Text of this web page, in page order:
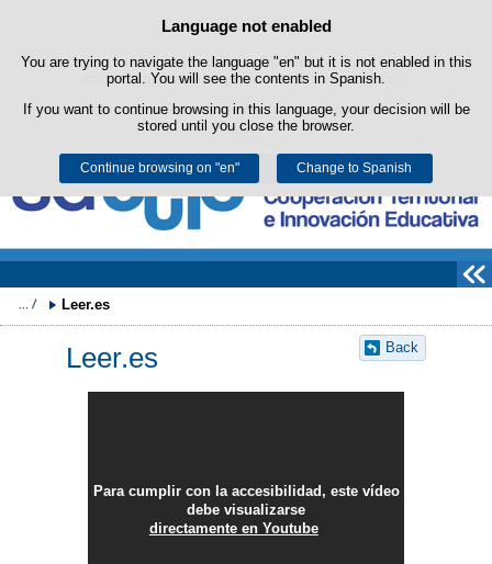
Cookie Policy
This website uses its own cookies to facilitate browsing and third-party
cookies to obtain usage and satisfaction statistics.
You can get more information in the "Cookies" section of ourlegal
notice.
Accept Reject
Language not enabled
You are trying to navigate the language "en" but it is not enabled in this
portal. You will see the contents in Spanish.
If you want to continue browsing in this language, your decision will be
stored until you close the browser.
Continue browsing on "en" Change to Spanish
Skip to content
Leer.es
Back
Leer.es
Para cumplir con la accesibilidad, este vídeo
debe visualizarse
directamente en Youtube